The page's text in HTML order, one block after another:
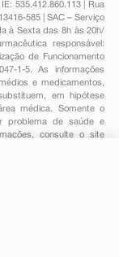
535.412.860.113 | Rua
585 | SAC – Serviço
à Sexta das 8h às 20h/
responsável:
de Funcionamento
1-5. As informações
e medicamentos,
em hipótese
médica. Somente o
problema de saúde e
consulte o site